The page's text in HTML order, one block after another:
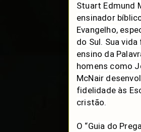
Stuart Edmund
ensinador
Evangelho,
do Sul. Sua
ensino da
homens como
McNair
fidelidade às
cristão.
O “Guia do